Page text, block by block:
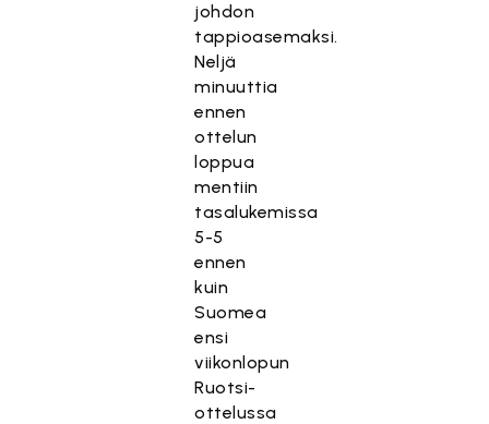
johdon
tappioasemaksi.
Neljä
minuuttia
ennen
ottelun
loppua
mentiin
tasalukemissa
5-5
ennen
kuin
Suomea
ensi
viikonlopun
Ruotsi-
ottelussa